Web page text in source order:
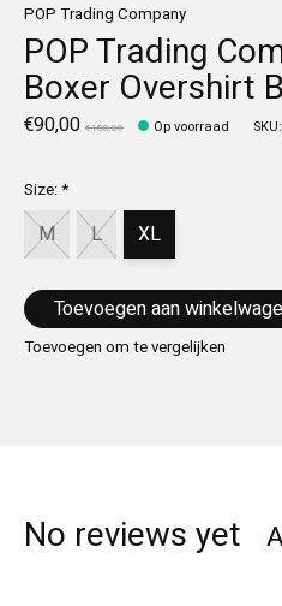
POP Trading Company
POP Trading
Boxer Overshirt
€90,00 €180,00 Op voorraad
Size:*
M L XL
Toevoegen om te vergelijken
No reviews yet